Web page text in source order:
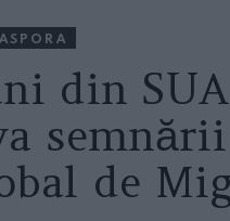
din
de